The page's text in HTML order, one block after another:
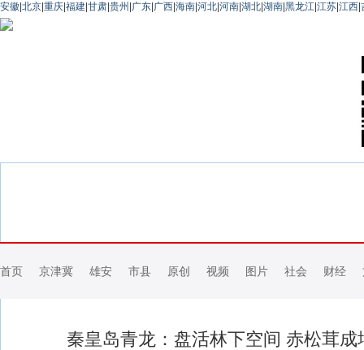
安徽 北京 重庆 福建 甘肃 贵州 广东 广西 海南 河北 河南 湖北 湖南 黑龙江 江苏 江西
首页 京津冀 雄安 市县 原创 视频 图片 社会 财经
秦皇岛青龙：盘活林下空间 赤松茸成